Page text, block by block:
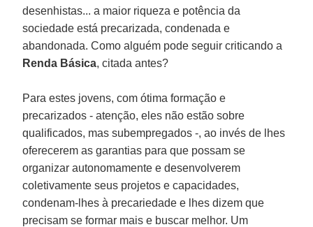
desenhistas... a maior riqueza e potência da
sociedade está precarizada, condenada e
abandonada. Como alguém pode seguir criticando a
Renda Básica, citada antes?
Para estes jovens, com ótima formação e
precarizados - atenção, eles não estão sobre
qualificados, mas subempregados -, ao invés de lhes
oferecerem as garantias para que possam se
organizar autonomamente e desenvolverem
coletivamente seus projetos e capacidades,
condenam-lhes à precariedade e lhes dizem que
precisam se formar mais e buscar melhor. Um